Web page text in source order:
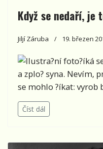
Když se nedaří, je
Jiljí Záruba 19. březen
?íká
a zplo? syna. Nevím,
se mohlo ?íkat: vyrob
Číst dál